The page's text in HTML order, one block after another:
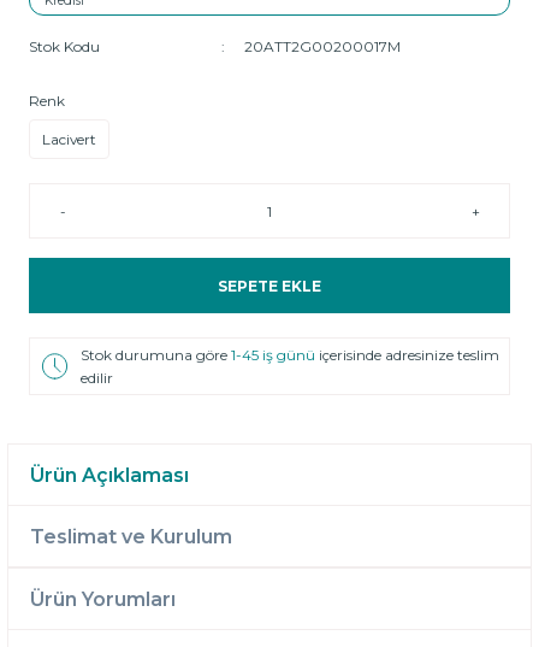
Stok Kodu 20ATT2G00200017M
Renk
Lacivert
- +
SEPETE EKLE
Stok durumuna göre1-45 iş günü içerisinde adresinize teslim
edilir
Ürün Açıklaması
Teslimat ve Kurulum
Ürün Yorumları